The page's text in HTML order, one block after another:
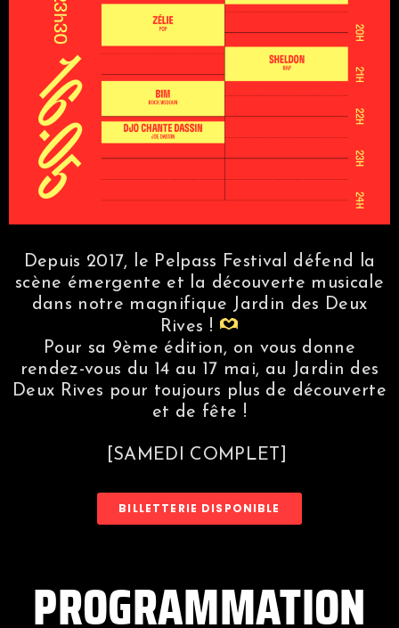
Depuis 2017, le Pelpass Festival défend la
scène émergente et la découverte musicale
dans notre magnifique Jardin des Deux
Rives !
Pour sa 9ème édition, on vous donne
rendez-vous du 14 au 17 mai, au Jardin des
Deux Rives pour toujours plus de découverte
et de fête !
[SAMEDI COMPLET]
BILLETTERIE DISPONIBLE
PROGRAMMATION